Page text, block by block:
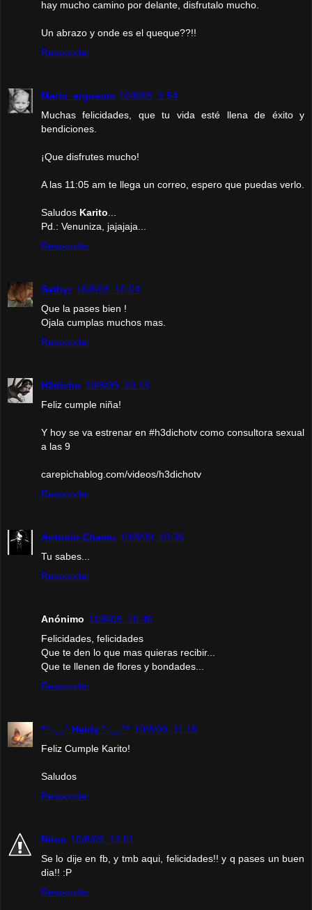
hay mucho camino por delante, disfrutalo mucho.
Un abrazo y onde es el queque??!!
Responder
Mario_ergosum 10/8/09, 9:54
Muchas felicidades, que tu vida esté llena de éxito y
bendiciones.
¡Que disfrutes mucho!
A las 11:05 am te llega un correo, espero que puedas verlo.
Saludos Karito
Pd.: Venuniza, jajajaja...
Responder
Sathyr 10/8/09, 10:04
Que la pases bien !
Ojala cumplas muchos mas.
Responder
H3dicho 10/8/09, 10:13
Feliz cumple niña!
Y hoy se va estrenar en #h3dichotv como consultora sexual
a las 9
carepichablog.com/videos/h3dichotv
Responder
Antonio Chamu 10/8/09, 10:36
Tu sabes...
Responder
Anónimo 10/8/09, 10:40
Felicidades, felicidades
Que te den lo que mas quieras recibir...
Que te llenen de flores y bondades...
Responder
*°·.¸¸.° Heidy °·.¸¸.°* 10/8/09, 11:16
Feliz Cumple Karito!
Saludos
Responder
Nitos 10/8/09, 12:01
Se lo dije en fb, y tmb aqui, felicidades!! y q pases un buen
dia!! :P
Responder